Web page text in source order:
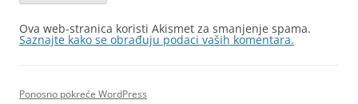
Ova web-stranica koristi Akismet za smanjenje spama.
Saznajte kako se obrađuju podaci vaših komentara.
Ponosno pokreće WordPress